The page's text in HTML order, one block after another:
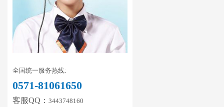
全国统一服务热线:
0571-81061650
客服QQ： 3443748160